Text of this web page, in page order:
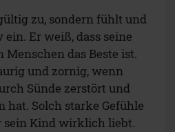
zu, sondern fühlt und
Er weiß, dass seine
das Beste ist.
und zornig, wenn
Sünde zerstört und
hat. Solch starke Gefühle
sein Kind wirklich liebt.